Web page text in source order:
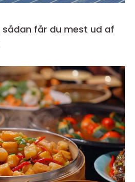
får du mest ud af